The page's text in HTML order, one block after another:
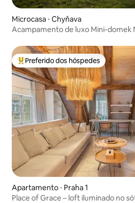
Microcasa ⋅ Chyňava
Acampamento de luxo Mini-domek
Entre os melhores preferidos dos
Preferido dos hóspedes
Apartamento ⋅ Praha 1
Place of Grace – loft iluminado no